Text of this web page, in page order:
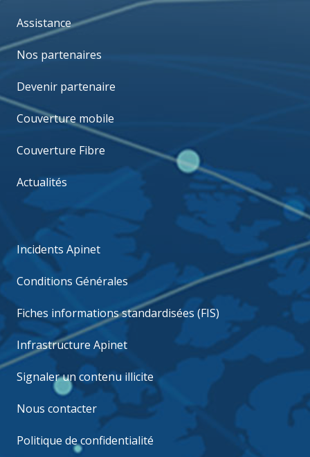
Assistance
Nos partenaires
Devenir partenaire
Couverture mobile
Couverture Fibre
Actualités
Incidents Apinet
Conditions Générales
Fiches informations standardisées (FIS)
Infrastructure Apinet
Signaler un contenu illicite
Nous contacter
Politique de confidentialité